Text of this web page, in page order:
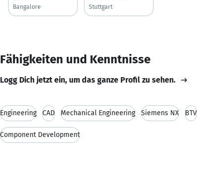
Bangalore
Stuttgart
Fähigkeiten und Kenntnisse
Logg Dich jetzt ein, um das ganze Profil zu sehen.
Engineering CAD Mechanical Engineering Siemens NX BTV
Component Development